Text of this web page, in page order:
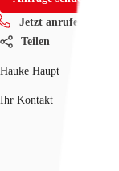
Jetzt anrufen
Teilen
Hauke Haupt
Ihr Kontakt